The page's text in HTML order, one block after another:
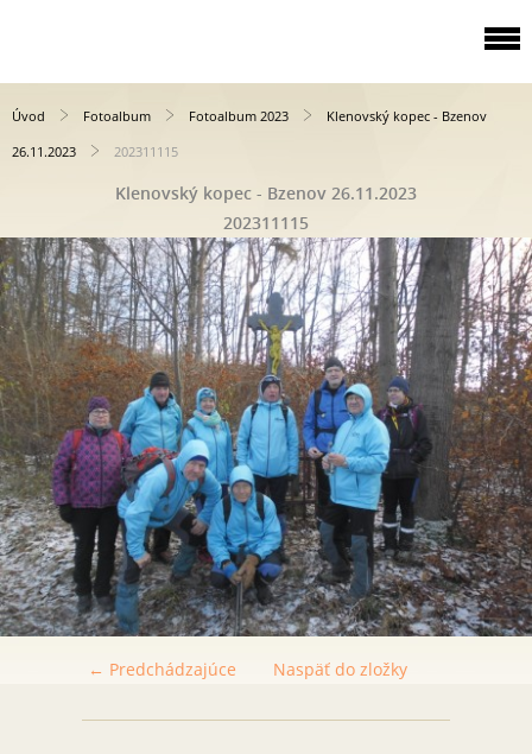
Úvod Fotoalbum Fotoalbum 2023
Klenovský kopec - Bzenov
26.11.2023
202311115
Klenovský kopec - Bzenov 26.11.2023
202311115
← Predchádzajúce Naspäť do zložky